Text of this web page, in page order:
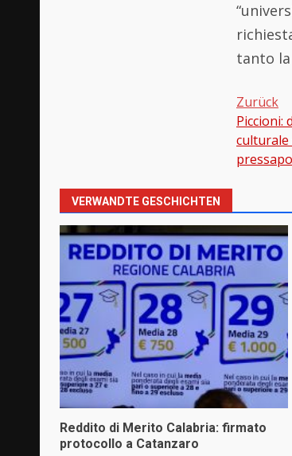
tanto
Zurück
Piccioni:
culturale
VERWANDTE GESCHICHTEN
Reddito di Merito Calabria: firmato
protocollo a Catanzaro